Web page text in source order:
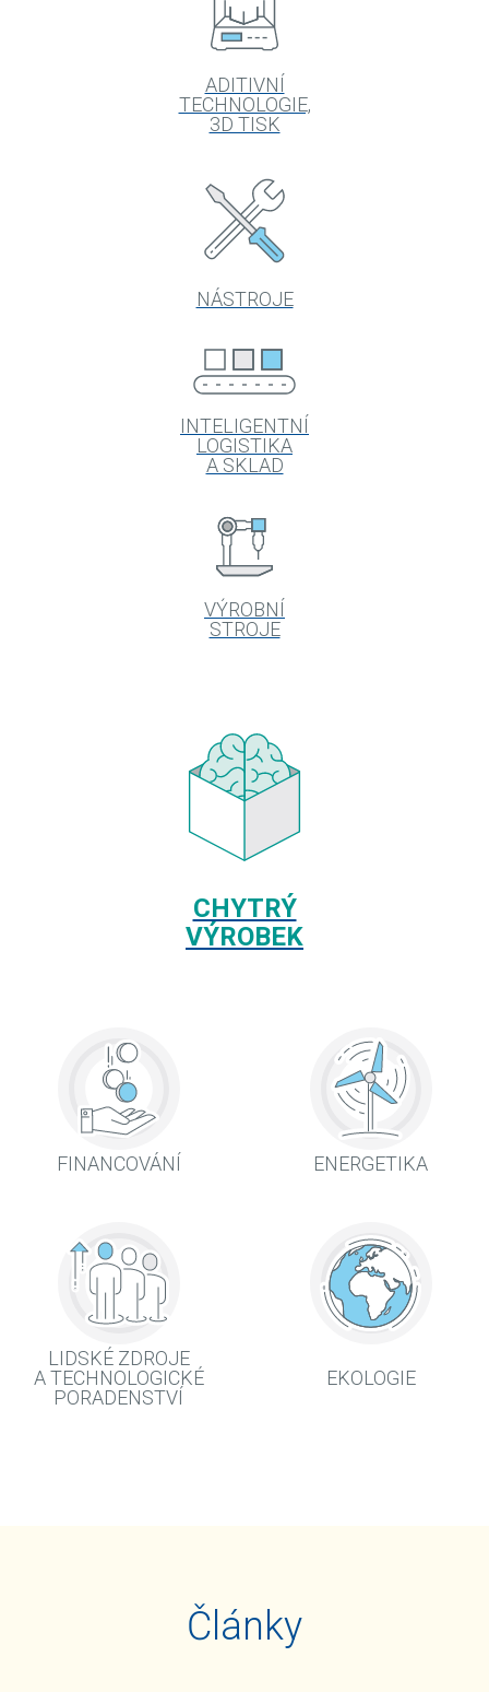
ADITIVNÍ
TECHNOLOGIE,
3D TISK
NÁSTROJE
INTELIGENTNÍ
LOGISTIKA
A SKLAD
VÝROBNÍ
STROJE
CHYTRÝ
VÝROBEK
FINANCOVÁNÍ ENERGETIKA
LIDSKÉ ZDROJE
A TECHNOLOGICKÉ
PORADENSTVÍ
EKOLOGIE
Články